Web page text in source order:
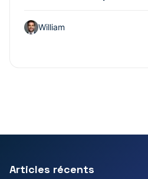
William
Articles récents